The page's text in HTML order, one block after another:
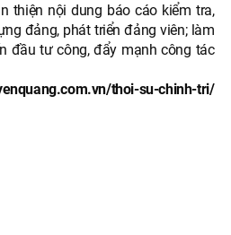
thiện nội dung báo cáo kiểm tra,
đảng, phát triển đảng viên; làm
đầu tư công, đẩy mạnh công tác
thoi-su-chinh-tri/